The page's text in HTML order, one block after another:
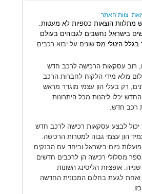
מתלוות הוצאות כספיות לא מעטות.
בישראל נחשבים לגבוהים בעולם
בגלל היטלי מס שונים על יבוא רכבים
רוב עסקאות הרכישה לרכב חדש
מלא מידי הלקוח לחברות הרכב
רק בעלי הון עצמי מוגדר מראש
יכלו ליהנות מכל היתרונות
רכב חדש.
לבצע עסקאות רכישה לרכב חדש
הון עצמי גבוה למטרות הרכישה.
כיום בישראל וביחד עם הבנקים
מסלולי רכישה הן לרכבים חדשים
אופציות הליסינג השונות
לגעת בחלום המכונית החדשה